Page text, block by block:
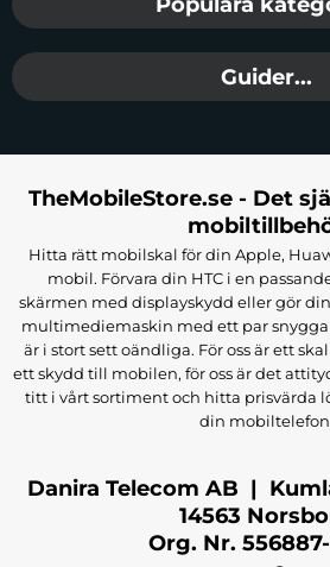
Guider...
TheMobileStore.se - Det
Hitta rätt mobilskal för din Apple,
mobil. Förvara din HTC i en
skärmen med displayskydd eller gör
multimediemaskin med ett par
är i stort sett oändliga. För oss är ett
ett skydd till mobilen, för oss är det
titt i vårt sortiment och hitta prisvärda
din
Danira Telecom AB |
14563
Org. Nr.